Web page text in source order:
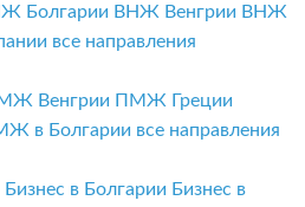
Болгарии ВНЖ Венгрии ВНЖ
все направления
Венгрии ПМЖ Греции
в Болгарии все направления
Бизнес в Болгарии Бизнес в